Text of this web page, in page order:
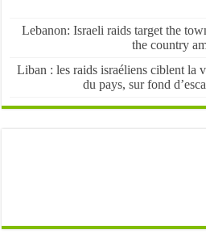
Lebanon: Israeli raids target
the
Liban : les raids israéliens
du pays, sur fond